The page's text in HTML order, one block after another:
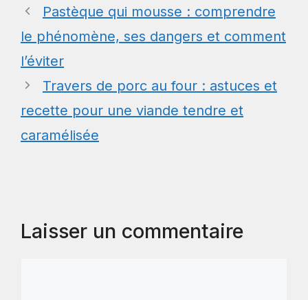
Pastèque qui mousse : comprendre
le phénomène, ses dangers et comment
l’éviter
Travers de porc au four : astuces et
recette pour une viande tendre et
caramélisée
Laisser un commentaire